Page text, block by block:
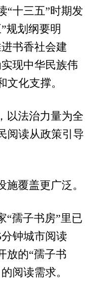
“十三五”时期发
规划纲要明
书香社会建
现中华民族伟
文化支撑。
以法治力量为全
阅读从政策引导
覆盖更广泛。
“孺子书房”里已
钟城市阅读
放的“孺子书
阅读需求。